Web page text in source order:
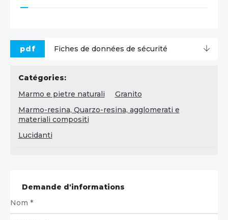
pdf Fiches de données de sécurité
Catégories:
Marmo e pietre naturali
Granito
Marmo-resina, Quarzo-resina, agglomerati e
materiali compositi
Lucidanti
Demande d'informations